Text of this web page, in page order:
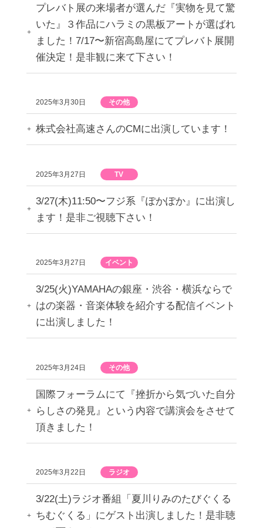
プレバト展の来場者が選んだ『実物を見て驚
いた』３作品にハラミの黒板アートが選ばれ
ました！7/17〜新宿高島屋にてプレバト展開
催決定！是非観に来て下さい！
2025年3月30日 その他
株式会社高速さんのCMに出演しています！
2025年3月27日 TV
3/27(木)11:50〜フジ系『ぽかぽか』に出演し
ます！是非ご視聴下さい！
2025年3月27日 イベント
3/25(火)YAMAHAの銀座・渋谷・横浜ならで
はの楽器・音楽体験を紹介する配信イベント
に出演しました！
2025年3月24日 その他
国際フォーラムにて『挫折から気づいた自分
らしさの発見』という内容で講演会をさせて
頂きました！
2025年3月22日 ラジオ
3/22(土)ラジオ番組「夏川りみのたびぐくる
ちむぐくる」にゲスト出演しました！是非聴